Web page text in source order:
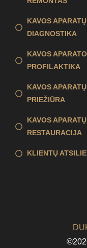
KAVOS APARATŲ
DIAGNOSTIKA
KAVOS APARATO
PROFILAKTIKA
KAVOS APARATŲ
PRIEŽIŪRA
KAVOS APARATŲ
RESTAURACIJA
KLIENTŲ